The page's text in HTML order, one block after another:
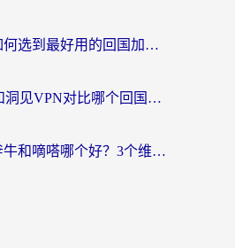
海外党必看：如何选到最好用的回国加速器？从节点到售后的全维度指南
ChickCN VPN和洞见VPN对比哪个回国效果更好？海外党亲测3款加速器+避坑指南
海外党必看：斧牛和嘀嗒哪个好？3个维度教你选对回国加速器